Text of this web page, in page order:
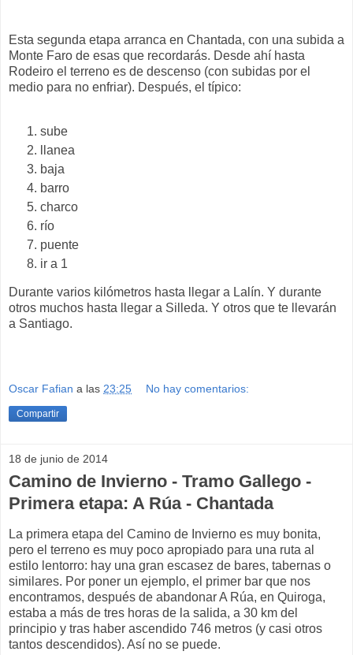
Esta segunda etapa arranca en Chantada, con una subida a
Monte Faro de esas que recordarás. Desde ahí hasta
Rodeiro el terreno es de descenso (con subidas por el
medio para no enfriar). Después, el típico:
sube
llanea
baja
barro
charco
río
puente
ir a 1
Durante varios kilómetros hasta llegar a Lalín. Y durante
otros muchos hasta llegar a Silleda. Y otros que te llevarán
a Santiago.
Oscar Fafian a las 23:25 No hay comentarios:
Compartir
18 de junio de 2014
Camino de Invierno - Tramo Gallego -
Primera etapa: A Rúa - Chantada
La primera etapa del Camino de Invierno es muy bonita,
pero el terreno es muy poco apropiado para una ruta al
estilo lentorro: hay una gran escasez de bares, tabernas o
similares. Por poner un ejemplo, el primer bar que nos
encontramos, después de abandonar A Rúa, en Quiroga,
estaba a más de tres horas de la salida, a 30 km del
principio y tras haber ascendido 746 metros (y casi otros
tantos descendidos). Así no se puede.